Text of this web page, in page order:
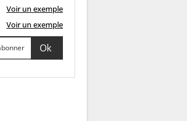
Voir un exemple
Voir un exemple